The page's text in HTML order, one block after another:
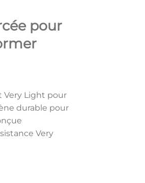
pour
Very Light pour
durable pour
Very